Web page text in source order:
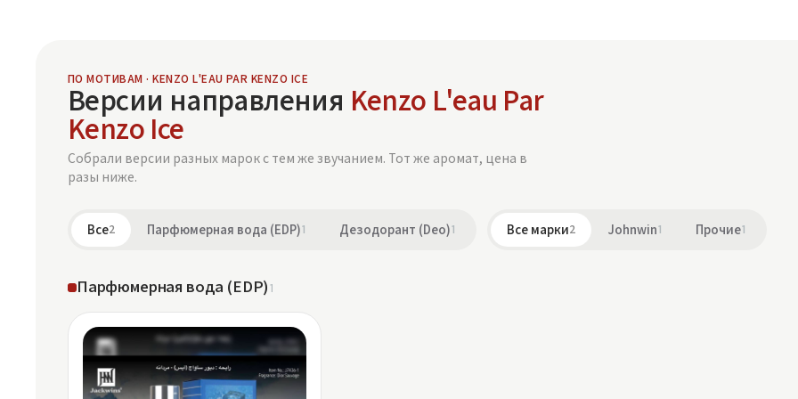
ПО МОТИВАМ · KENZO L'EAU PAR KENZO ICE
Версии направления Kenzo L'eau Par
Kenzo Ice
Собрали версии разных марок с тем же звучанием. Тот же аромат, цена в
разы ниже.
Все2 Парфюмерная вода (EDP)1 Дезодорант (Deo)1 Все марки2 Johnwin1 Прочие1
Парфюмерная вода (EDP)1